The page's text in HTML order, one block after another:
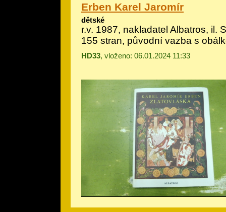
Erben Karel Jaromír
dětské
r.v. 1987, nakladatel Albatros, il.
155 stran, původní vazba s
HD33, vloženo: 06.01.2024 11:33